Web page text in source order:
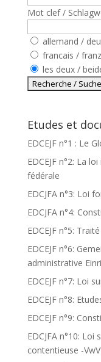
Mot clef /
allemand /
francais /
les deux /
Etudes et
EDCEJF n°1 : Le
EDCEJF n°2: La
fédérale
EDCJFA n°3: Loi
EDCJFA n°4:
EDCEJF n°5:
EDCEJF n°6:
administrative
EDCEJF n°7: Loi
EDCEJF n°8:
EDCEJF n°9:
EDCJFA n°10:
contentieuse -